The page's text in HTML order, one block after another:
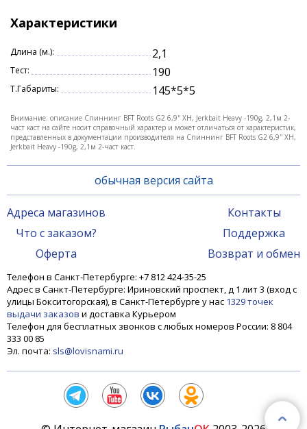
Характеристики
Длина (м.): 2,1
Тест: 190
Т.Габариты: 145*5*5
Внимание: описание Спиннинг BFT Roots G2 6,9'' XH, Jerkbait Heavy -190g, 2,1м 2-
част каст на сайте носит справочный характер и может отличаться от характеристик,
представленных в документации производителя на Спиннинг BFT Roots G2 6,9'' XH,
Jerkbait Heavy -190g, 2,1м 2-част каст.
обычная версия сайта
Адреса магазинов
Что с заказом?
Оферта
Контакты
Поддержка
Возврат и обмен
Телефон в Санкт-Петербурге: +7 812 424-35-25
Адрес в Санкт-Петербурге: Ириновский проспект, д 1 лит 3 (вход с
улицы Бокситогорская), в Санкт-Петербурге у нас 1329 точек
выдачи заказов и доставка Курьером
Телефон для бесплатных звонков с любых номеров России: 8 804
333 00 85
Эл. почта: sls@lovisnami.ru